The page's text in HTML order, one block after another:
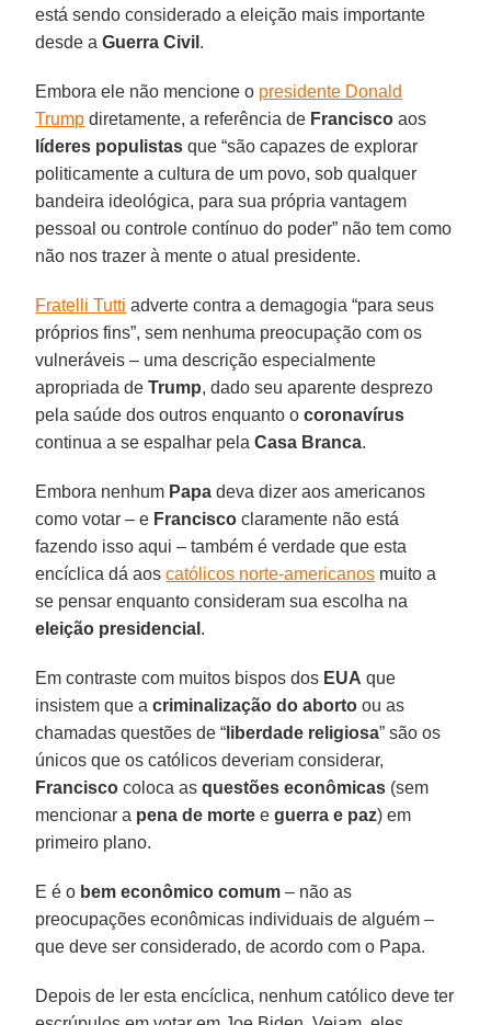
está sendo considerado a eleição mais importante
desde aGuerra Civil .
Embora ele não mencione o presidente Donald
Trump diretamente, a referência de Francisco aos
líderes populistas que “são capazes de explorar
politicamente a cultura de um povo, sob qualquer
bandeira ideológica, para sua própria vantagem
pessoal ou controle contínuo do poder” não tem como
não nos trazer à mente o atual presidente.
Fratelli Tutti adverte contra a demagogia “para seus
próprios fins”, sem nenhuma preocupação com os
vulneráveis – uma descrição especialmente
apropriada deTrump, dado seu aparente desprezo
pela saúde dos outros enquanto ocoronavírus
continua a se espalhar pelaCasa Branca.
Embora nenhum Papa deva dizer aos americanos
como votar – e Francisco claramente não está
fazendo isso aqui – também é verdade que esta
encíclica dá aoscatólicos norte-americanos muito a
se pensar enquanto consideram sua escolha na
eleição presidencial .
Em contraste com muitos bispos dos EUA que
insistem que acriminalização do aborto ou as
chamadas questões de “ liberdade religiosa” são os
únicos que os católicos deveriam considerar,
Francisco coloca asquestões econômicas (sem
mencionar a pena de morte eguerra e paz) em
primeiro plano.
E é o bem econômico comum – não as
preocupações econômicas individuais de alguém –
que deve ser considerado, de acordo com o Papa.
Depois de ler esta encíclica, nenhum católico deve ter